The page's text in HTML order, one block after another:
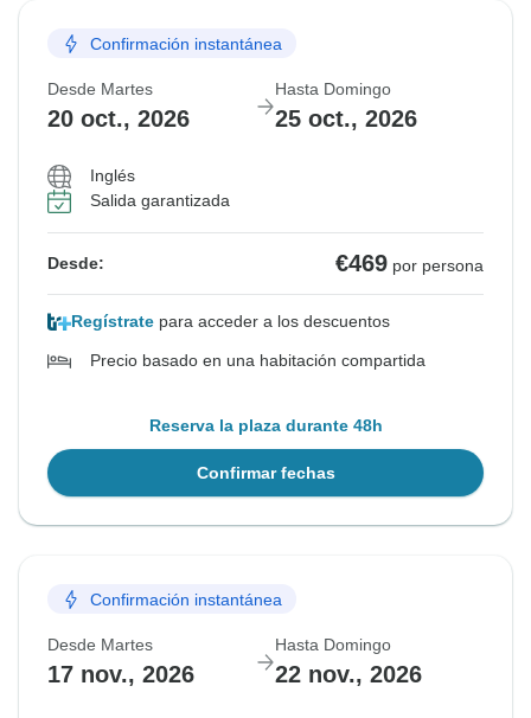
Confirmación instantánea
Desde Martes
20 oct., 2026
Hasta Domingo
25 oct., 2026
Inglés
Salida garantizada
Desde: €469 por persona
Regístrate para acceder a los descuentos
Precio basado en una habitación compartida
Reserva la plaza durante 48h
Confirmar fechas
Confirmación instantánea
Desde Martes
17 nov., 2026
Hasta Domingo
22 nov., 2026